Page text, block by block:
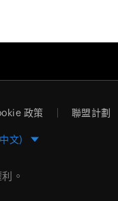
政策 聯盟計劃
文)
。